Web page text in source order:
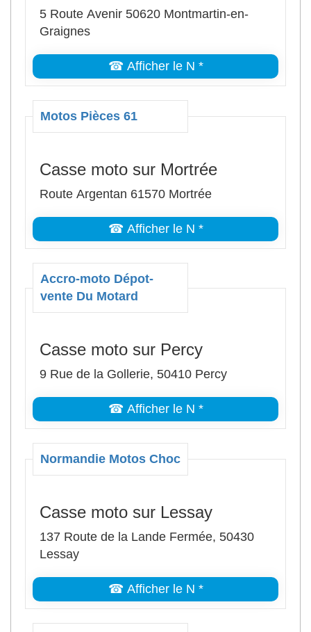
5 Route Avenir 50620 Montmartin-en-
Graignes
☎ Afficher le N *
Motos Pièces 61
Casse moto sur Mortrée
Route Argentan 61570 Mortrée
☎ Afficher le N *
Accro-moto Dépot-
vente Du Motard
Casse moto sur Percy
9 Rue de la Gollerie, 50410 Percy
☎ Afficher le N *
Normandie Motos Choc
Casse moto sur Lessay
137 Route de la Lande Fermée, 50430
Lessay
☎ Afficher le N *